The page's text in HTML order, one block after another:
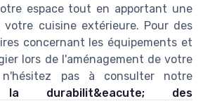
espace tout en apportant une
votre cuisine extérieure. Pour des
concernant les équipements et
lors de l'aménagement de votre
n'hésitez pas à consulter notre
durabilit&eacute; des